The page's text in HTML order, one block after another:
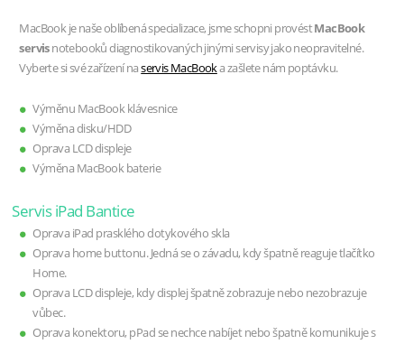
MacBook je naše oblíbená specializace, jsme schopni provéstMacBook
servisnotebooků diagnostikovaných jinými servisy jako neopravitelné.
Vyberte si své zařízení naservis MacBooka zašlete nám poptávku.
Výměnu MacBook klávesnice
Výměna disku/HDD
Oprava LCD displeje
Výměna MacBook baterie
Servis iPad Bantice
Oprava iPad prasklého dotykového skla
Oprava home buttonu. Jedná se o závadu, kdy špatně reaguje tlačítko
Home.
Oprava LCD displeje, kdy displej špatně zobrazuje nebo nezobrazuje
vůbec.
Oprava konektoru, pPad se nechce nabíjet nebo špatně komunikuje s